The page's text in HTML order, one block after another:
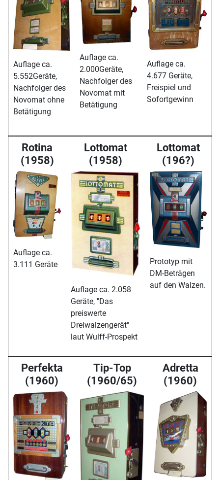
Auflage ca.
5.552Geräte,
Nachfolger des
Novomat ohne
Betätigung
Auflage ca.
2.000Geräte,
Nachfolger des
Novomat mit
Betätigung
Auflage ca.
4.677 Geräte,
Freispiel und
Sofortgewinn
Rotina
(1958)
Auflage ca.
3.111 Geräte
Lottomat
(1958)
Auflage ca. 2.058
Geräte, "Das
preiswerte
Dreiwalzengerät"
laut Wulff-Prospekt
Lottomat
(196?)
Prototyp mit
DM-Beträgen
auf den Walzen.
Perfekta
(1960)
Tip-Top
(1960/65)
Adretta
(1960)